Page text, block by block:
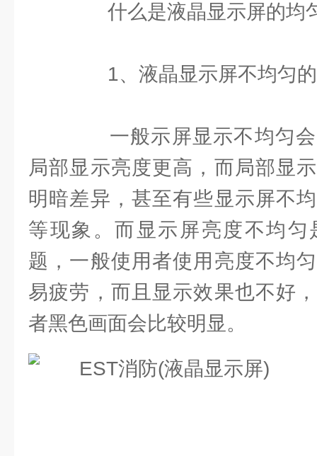
什么是液晶显示屏的均
1、液晶显示屏不均匀的
一般示屏显示不均匀会
局部显示亮度更高，而局部显
明暗差异，甚至有些显示屏不
等现象。而显示屏亮度不均
题，一般使用者使用亮度不均
易疲劳，而且显示效果也不好
者黑色画面会比较明显。